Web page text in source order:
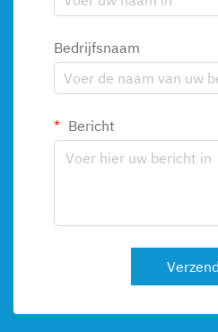
Bedrijfsnaam
Bericht